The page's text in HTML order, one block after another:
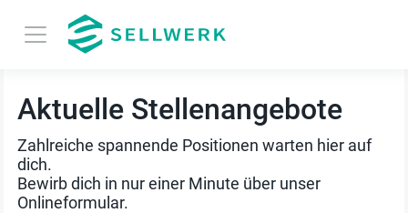
Aktuelle Stellenangebote
Zahlreiche spannende Positionen warten hier auf
dich.
Bewirb dich in nur einer Minute über unser
Onlineformular.